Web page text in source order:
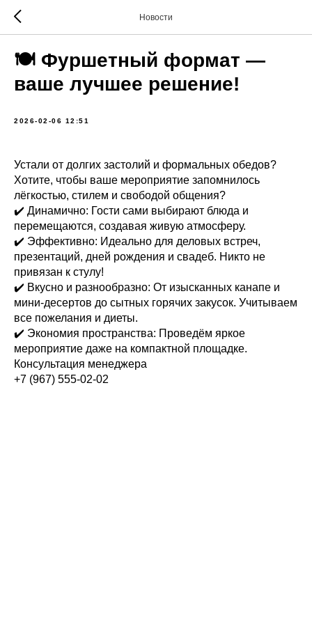
Новости
🍽 Фуршетный формат —
ваше лучшее решение!
2026-02-06 12:51
Устали от долгих застолий и формальных обедов?
Хотите, чтобы ваше мероприятие запомнилось
лёгкостью, стилем и свободой общения?
✔️ Динамично: Гости сами выбирают блюда и
перемещаются, создавая живую атмосферу.
✔️ Эффективно: Идеально для деловых встреч,
презентаций, дней рождения и свадеб. Никто не
привязан к стулу!
✔️ Вкусно и разнообразно: От изысканных канапе и
мини-десертов до сытных горячих закусок. Учитываем
все пожелания и диеты.
✔️ Экономия пространства: Проведём яркое
мероприятие даже на компактной площадке.
Консультация менеджера
+7 (967) 555-02-02